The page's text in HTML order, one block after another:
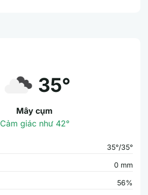
35°
Mây cụm
Cảm giác như 42°
35°/35°
0 mm
56%